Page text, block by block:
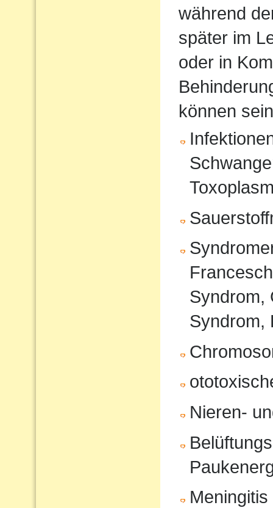
während
später im
oder in
können
Syndrom,
Syndrom,
Nieren-
Meningitis